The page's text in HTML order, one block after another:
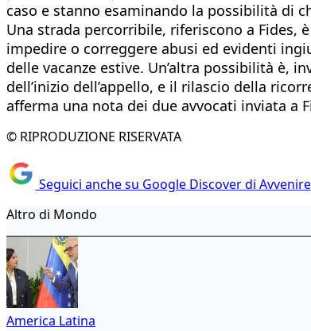
caso e stanno esaminando la possibilità di
Una strada percorribile, riferiscono a Fides,
impedire o correggere abusi ed evidenti
delle vacanze estive. Un’altra possibilità è,
dell’inizio dell’appello, e il rilascio della
afferma una nota dei due avvocati inviata a
© RIPRODUZIONE RISERVATA
Seguici anche su Google Discover di Avvenire
Altro di Mondo
America Latina